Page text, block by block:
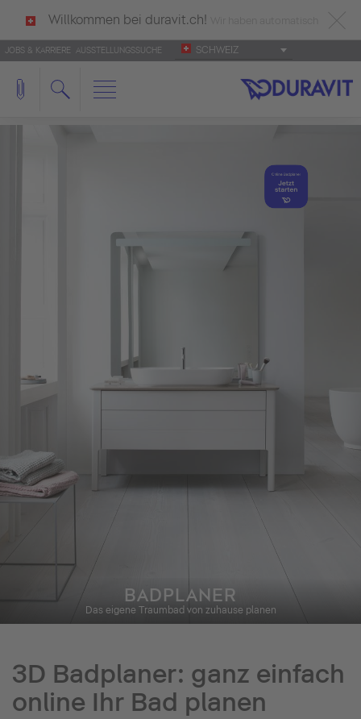
Willkommen bei duravit.ch!
deutsch als Ihre Sprache erkannt.
Français Italiano
JOBS & KARRIERE AUSSTELLUNGSSUCHE SCHWEIZ
BADPLANER
Das eigene Traumbad von zuhause planen
3D Badplaner: ganz einfach
online Ihr Bad planen